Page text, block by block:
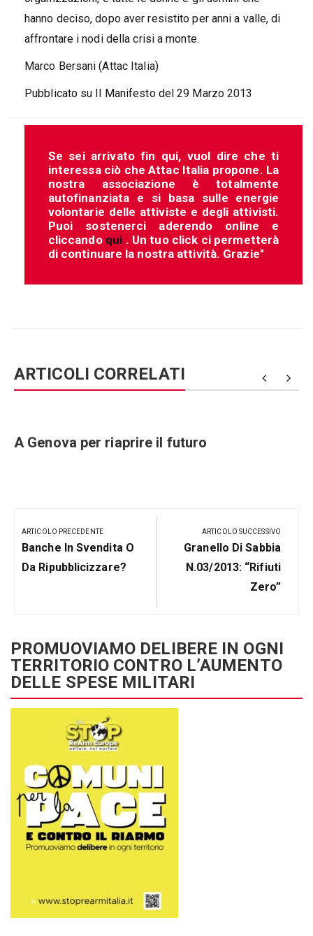
hanno deciso, dopo aver resistito per anni a valle, di
affrontare i nodi della crisi a monte.
Marco Bersani (Attac Italia)
Pubblicato su Il Manifesto del 29 Marzo 2013
Se sei arrivato fin qui, vuol dire che ti
interessa ciò che Attac Italia propone. La
nostra associazione è totalmente
autofinanziata e si basa sulle energie
volontarie delle attiviste e degli attivisti.
Puoi sostenerci aderendo online e
cliccando qui . Un tuo click ci permetterà
di continuare la nostra attività. Grazie"
ARTICOLI CORRELATI
A Genova per riaprire il futuro
articoli
ARTICOLO PRECEDENTE
Articolo
Precedente:
Banche In Svendita O
Da Ripubblicizzare?
ARTICOLO SUCCESSIVO
Prossimo
Post
Granello Di Sabbia
N.03/2013: “Rifiuti
Zero”
PROMUOVIAMO DELIBERE IN OGNI
TERRITORIO CONTRO L’AUMENTO
DELLE SPESE MILITARI